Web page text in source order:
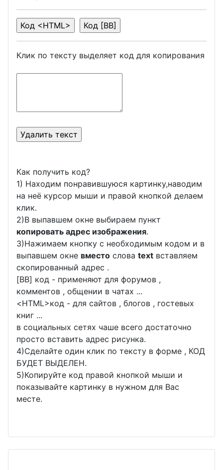
Клик по тексту выделяет код для копирования
Как получить код?
1) Находим понравившуюся картинку,наводим
на неё курсор мыши и правой кнопкой делаем
клик.
2)В выпавшем окне выбираем пункт
копировать адрес изображения.
3)Нажимаем кнопку с необходимым кодом и в
выпавшем окне вместо слова text вставляем
скопированный адрес .
[BB] код - применяют для форумов ,
комментов , общении в чатах ...
<HTML>код - для сайтов , блогов , гостевых
книг ...
в социальных сетях чаше всего достаточно
просто вставить адрес рисунка.
4)Сделайте один клик по тексту в форме , КОД
БУДЕТ ВЫДЕЛЕН.
5)Копируйте код правой кнопкой мыши и
показывайте картинку в нужном для Вас
месте.